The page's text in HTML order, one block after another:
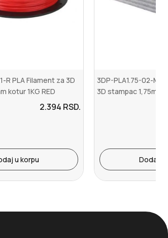
R PLA Filament za 3D
kotur 1KG RED
2.394 RSD.
u korpu
3DP-PLA1.75-02-
3D stampac 1,75mm
Dodaj u